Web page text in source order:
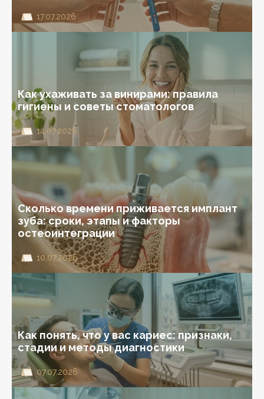
17.07.2026
Как ухаживать за винирами: правила
гигиены и советы стоматологов
14.07.2026
Сколько времени приживается имплант
зуба: сроки, этапы и факторы
остеоинтеграции
10.07.2026
Как понять, что у вас кариес: признаки,
стадии и методы диагностики
07.07.2026